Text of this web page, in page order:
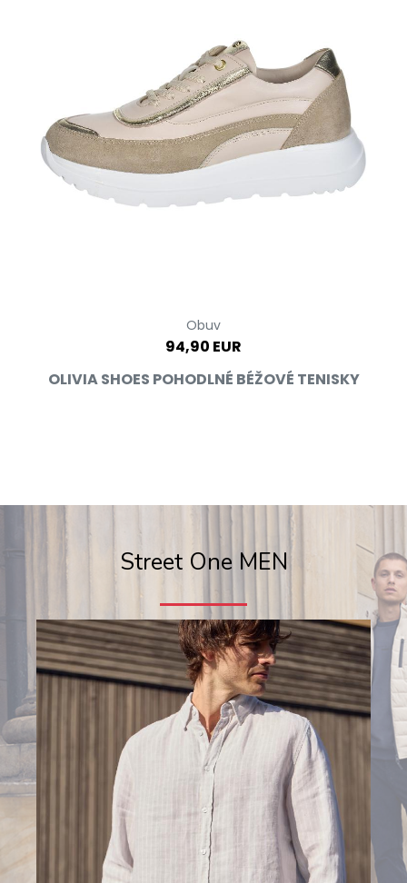
Obuv
94,90 EUR
OLIVIA SHOES POHODLNÉ BÉŽOVÉ TENISKY
Street One MEN